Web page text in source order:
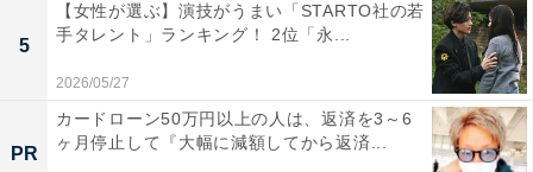
この記事の筆者：坂上 恵
All About ニュースの編集者。オールアバウトに入社後、
SNSトレンドにフォーカスした記事執筆やSEOライティ
ングの経験を経て、のちにAll About ニュースチームのメ
5
【女性が選ぶ】演技がうまい「STARTO社の若
手タレント」ランキング！ 2位「永...
2026/05/27
PR
カードローン50万円以上の人は、返済を3～6
ヶ月停止して『大幅に減額してから返済...